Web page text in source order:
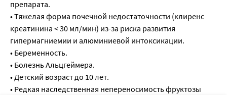
препарата.
• Тяжелая форма почечной недостаточности (клиренс
креатинина < 30 мл/мин) из-за риска развития
гипермагниемии и алюминиевой интоксикации.
• Беременность.
• Болезнь Альцгеймера.
• Детский возраст до 10 лет.
• Редкая наследственная непереносимость фруктозы